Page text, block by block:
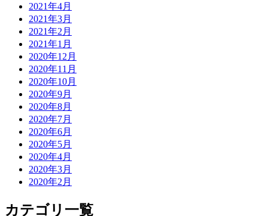
2021年4月
2021年3月
2021年2月
2021年1月
2020年12月
2020年11月
2020年10月
2020年9月
2020年8月
2020年7月
2020年6月
2020年5月
2020年4月
2020年3月
2020年2月
カテゴリ一覧